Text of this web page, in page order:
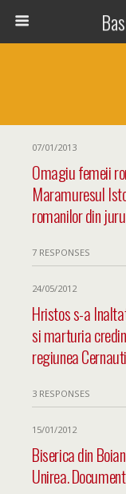
07/01/2013
Omagiu femeii
Maramuresul
romanilor din
7 RESPONSES
24/05/2012
Hristos s-a
si marturia
regiunea
3 RESPONSES
15/01/2012
Biserica din
Unirea.